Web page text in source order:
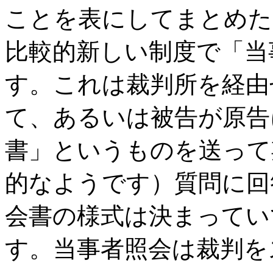
ことを表にしてまとめ
比較的新しい制度で「
す。これは裁判所を経
て、あるいは被告が原
書」というものを送っ
的なようです）質問に
会書の様式は決まって
す。当事者照会は裁判